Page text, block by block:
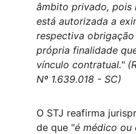
âmbito privado, pois
está autorizada a
respectiva
própria finalidade
vínculo contratual."
Nº 1.639.018 - SC)
O STJ reafirma
de que "é médico ou